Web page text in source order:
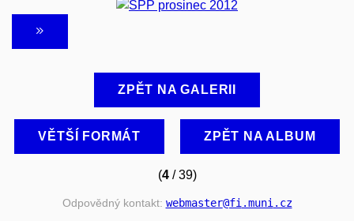
ZPĚT NA GALERII
VĚTŠÍ FORMÁT ZPĚT NA ALBUM
(4/ 39)
Odpovědný kontakt: webmaster@fi.muni.cz